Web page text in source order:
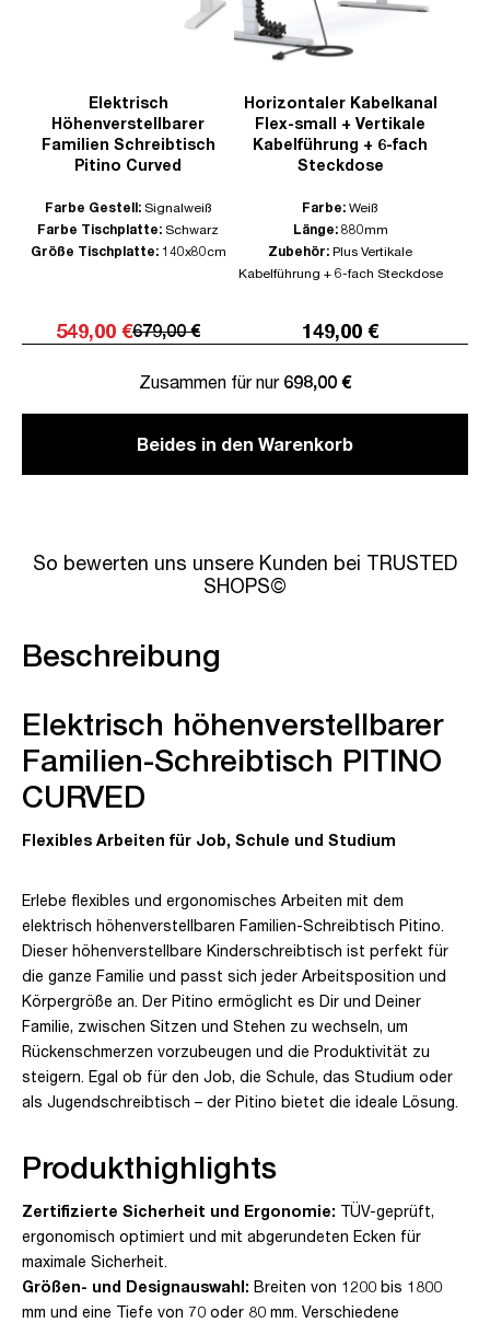
Elektrisch
Höhenverstellbarer
Familien Schreibtisch
Pitino Curved
Farbe Gestell: Signalweiß
Farbe Tischplatte: Schwarz
Größe Tischplatte: 140x80cm
549,00 €679,00 €
Horizontaler Kabelkanal
Flex-small + Vertikale
Kabelführung + 6-fach
Steckdose
Farbe: Weiß
Länge: 880mm
Zubehör: Plus Vertikale
Kabelführung + 6-fach Steckdose
149,00 €
Zusammen für nur 698,00 €
Beides in den Warenkorb
So bewerten uns unsere Kunden bei TRUSTED
SHOPS©
Beschreibung
Elektrisch höhenverstellbarer
Familien-Schreibtisch PITINO
CURVED
Flexibles Arbeiten für Job, Schule und Studium
Erlebe flexibles und ergonomisches Arbeiten mit dem
elektrisch höhenverstellbaren Familien-Schreibtisch Pitino.
Dieser höhenverstellbare Kinderschreibtisch ist perfekt für
die ganze Familie und passt sich jeder Arbeitsposition und
Körpergröße an. Der Pitino ermöglicht es Dir und Deiner
Familie, zwischen Sitzen und Stehen zu wechseln, um
Rückenschmerzen vorzubeugen und die Produktivität zu
steigern. Egal ob für den Job, die Schule, das Studium oder
als Jugendschreibtisch – der Pitino bietet die ideale Lösung.
Produkthighlights
Zertifizierte Sicherheit und Ergonomie: TÜV-geprüft,
ergonomisch optimiert und mit abgerundeten Ecken für
maximale Sicherheit.
Größen- und Designauswahl: Breiten von 1200 bis 1800
mm und eine Tiefe von 70 oder 80 mm. Verschiedene